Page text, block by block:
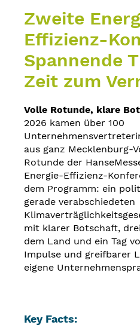
Zweite
Effizienz-
Spannende
Zeit zum
Volle Rotunde, klare
2026 kamen über 100
aus ganz Mecklenburg-
Rotunde der
Energie-Effizienz-
dem Programm: ein
gerade verabschiedeten
mit klarer Botschaft,
dem Land und ein Tag
Impulse und greifbarer
eigene
Key Facts: